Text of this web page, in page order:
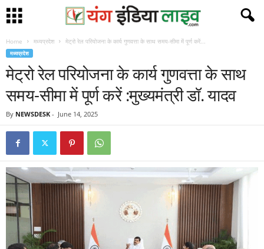
Home मध्यप्रदेश मेट्रो रेल परियोजना के कार्य गुणवत्ता के साथ समय-सीमा में पूर्ण करें...
मध्यप्रदेश
मेट्रो रेल परियोजना के कार्य गुणवत्ता के साथ
समय-सीमा में पूर्ण करें :मुख्यमंत्री डॉ. यादव
By NEWSDESK - June 14, 2025